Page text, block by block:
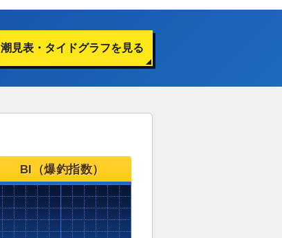
潮見表・タイドグラフを見る
BI（爆釣指数）